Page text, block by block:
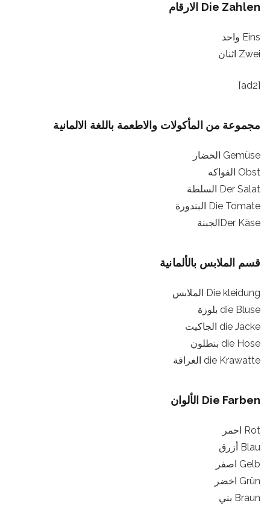
Die Zahlen الارقام
Eins واحد
Zwei اثنان
[ad2]
مجموعة من المأكولات والاطعمة باللغة الالمانية
Gemüse الخضار
Obst الفواكه
Der Salat السلطة
Die Tomate البندورة
Der Käseالجبنة
قسم الملابس بالألمانية
Die kleidung الملابس
die Bluse بلوزة
die Jacke الجاكيت
die Hose بنطلون
die Krawatte الغرافة
Die Farben الألوان
Rot احمر
Blau أزرق
Gelb اصفر
Grün اخضر
Braun بني